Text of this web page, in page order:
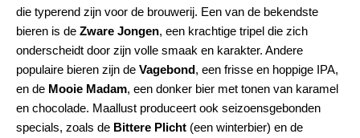
die typerend zijn voor de brouwerij. Een van de bekendste
bieren is de Zware Jongen, een krachtige tripel die zich
onderscheidt door zijn volle smaak en karakter. Andere
populaire bieren zijn de Vagebond, een frisse en hoppige IPA,
en de Mooie Madam, een donker bier met tonen van karamel
en chocolade. Maallust produceert ook seizoensgebonden
specials, zoals de Bittere Plicht (een winterbier) en de